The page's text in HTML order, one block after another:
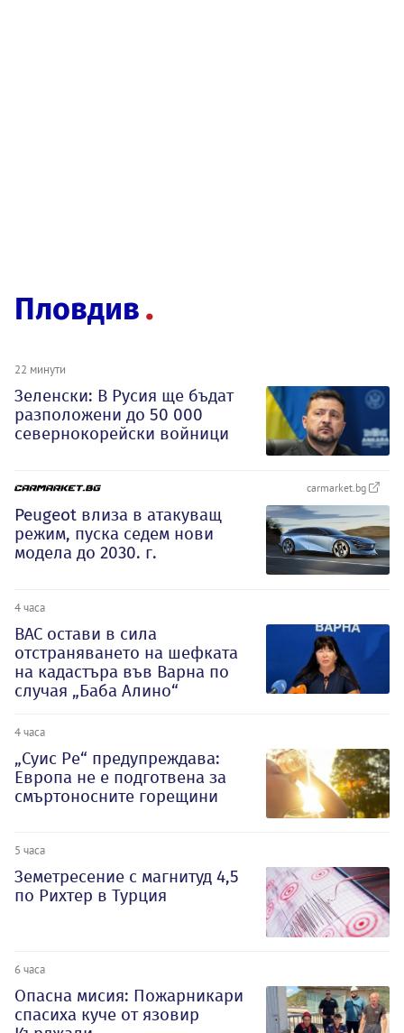
Пловдив
22 минути
Зеленски: В Русия ще бъдат
разположени до 50 000
севернокорейски войници
carmarket.bg
Peugeot влиза в атакуващ
режим, пуска седем нови
модела до 2030. г.
4 часа
ВАС остави в сила
отстраняването на шефката
на кадастъра във Варна по
случая „Баба Алино“
4 часа
„Суис Ре“ предупреждава:
Европа не е подготвена за
смъртоносните горещини
5 часа
Земетресение с магнитуд 4,5
по Рихтер в Турция
6 часа
Опасна мисия: Пожарникари
спасиха куче от язовир